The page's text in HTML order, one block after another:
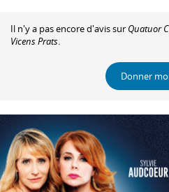
Il n'y a pas encore d'avis sur Quatuor
Vicens Prats.
Donner